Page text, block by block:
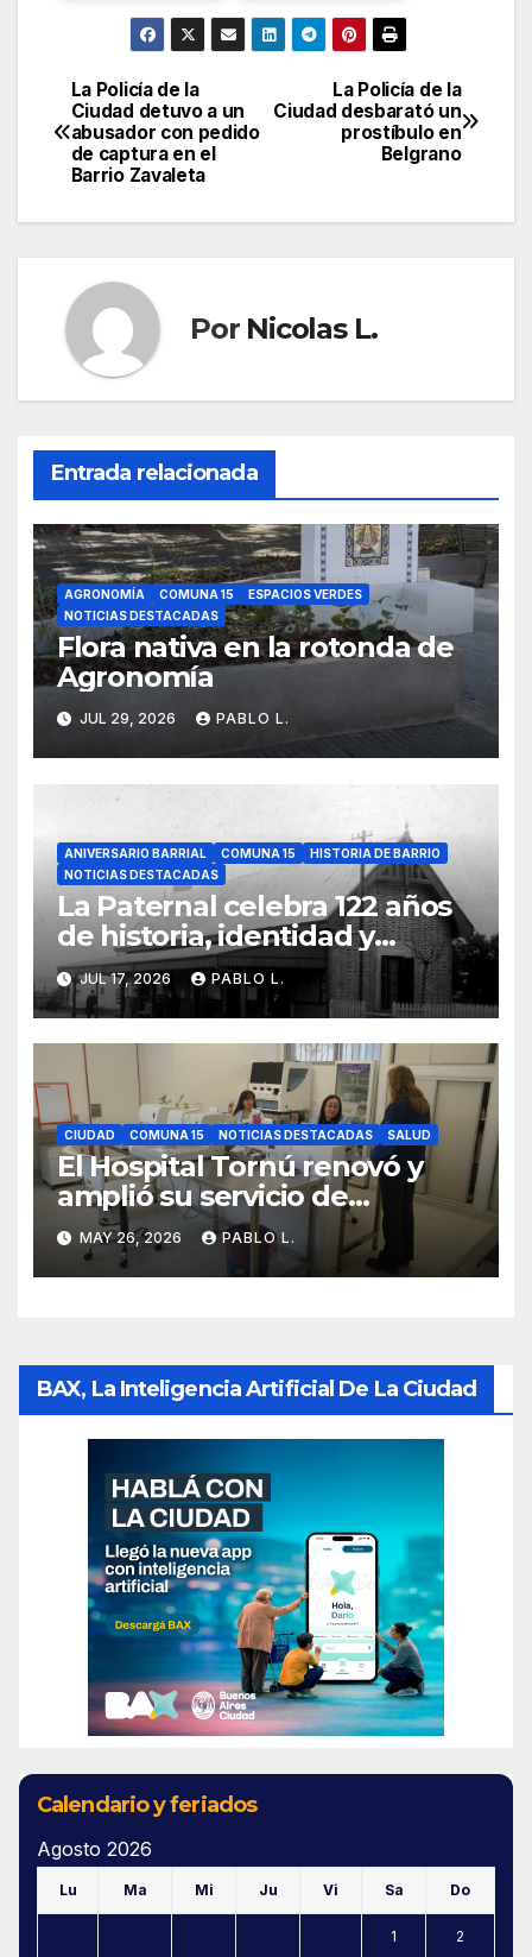
Navegación
de
La Policía de la
Ciudad desbarató un
prostíbulo en
Belgrano
La Policía de la
Ciudad detuvo a un
abusador con pedido
de captura en el
Barrio Zavaleta
Por Nicolas L.
Entrada relacionada
AGRONOMÍA COMUNA 15
ESPACIOS VERDES
NOTICIAS DESTACADAS
Flora nativa en la rotonda de
Agronomía
JUL 29, 2026 PABLO L.
ANIVERSARIO BARRIAL COMUNA 15
HISTORIA DE BARRIO
NOTICIAS DESTACADAS
La Paternal celebra 122 años
de historia, identidad y
memoria barrial
JUL 17, 2026 PABLO L.
CIUDAD COMUNA 15 NOTICIAS DESTACADAS SALUD
El Hospital Tornú renovó y
amplió su servicio de
Anatomía Patológica en
Parque Chas
MAY 26, 2026 PABLO L.
BAX, La Inteligencia Artificial De La Ciudad
Calendario y feriados
Agosto 2026
Lu Ma Mi Ju Vi Sa Do
1 2